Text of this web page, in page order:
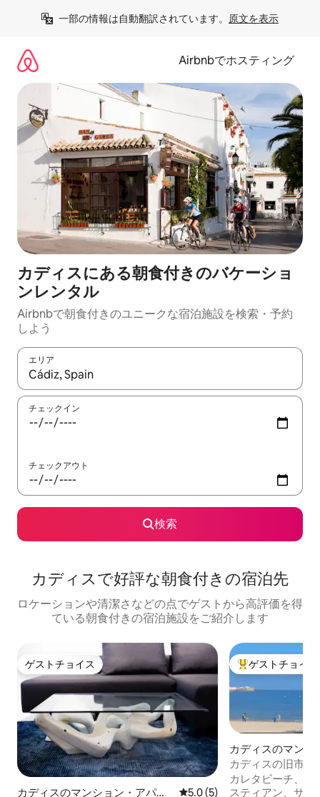
一部の情報は自動翻訳されています。 原文を表示
Airbnbでホスティング
カディスにある朝食付きのバケーショ
ンレンタル
Airbnbで朝食付きのユニークな宿泊施設を検索・予約
しよう
エリア
検索結果が表示されたら、上下の矢印キーを使って移動するか
チェックイン
チェックアウト
検索
カディスで好評な朝食付きの宿泊先
ロケーションや清潔さなどの点でゲストから高評価を得
ている朝食付きの宿泊施設をご紹介します
ゲストチョイス
ゲストチョイス
カディスのマンション・アパー
レビュー5件、5つ星中5.0つ
5.0 (5)
大好評のゲスト
ゲストチョイス
カディスのマンシ
ート
カディスの旧市街
で夢を見る。
カレタビーチ、徒
スティアン、サン